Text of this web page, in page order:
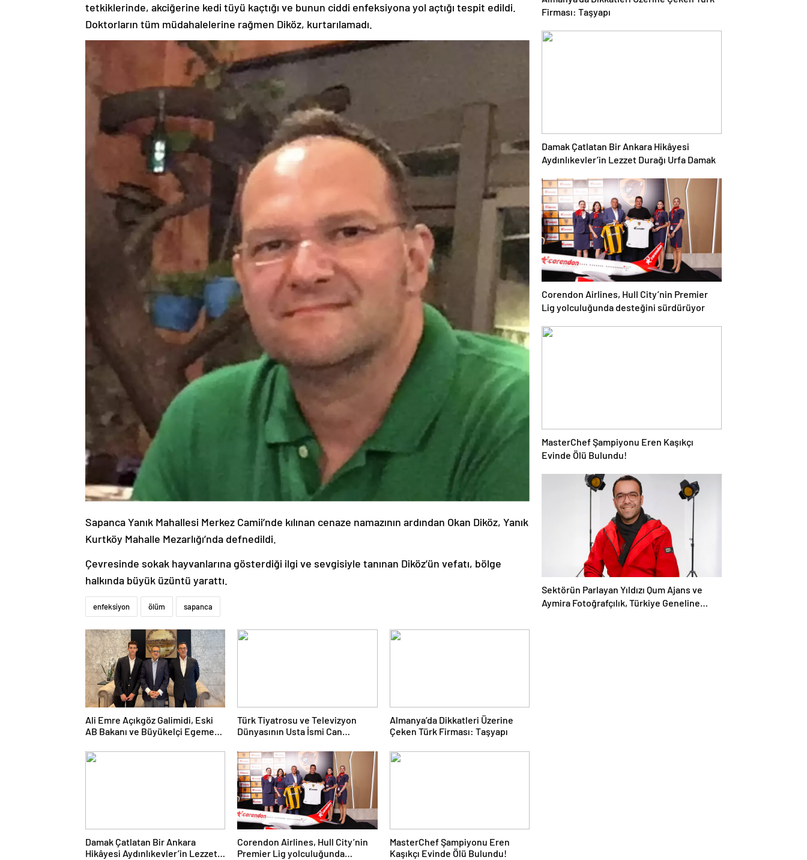
tetkiklerinde, akciğerine kedi tüyü kaçtığı ve bunun ciddi enfeksiyona yol açtığı tespit edildi.
Doktorların tüm müdahalelerine rağmen Diköz, kurtarılamadı.
Sapanca Yanık Mahallesi Merkez Camii’nde kılınan cenaze namazının ardından Okan Diköz, Yanık
Kurtköy Mahalle Mezarlığı’nda defnedildi.
Çevresinde sokak hayvanlarına gösterdiği ilgi ve sevgisiyle tanınan Diköz’ün vefatı, bölge
halkında büyük üzüntü yarattı.
enfeksiyon ölüm sapanca
Ali Emre Açıkgöz Galimidi, Eski
AB Bakanı ve Büyükelçi Egemen
Türk Tiyatrosu ve Televizyon
Dünyasının Usta İsmi Can
Almanya’da Dikkatleri Üzerine
Çeken Türk Firması: Taşyapı
Damak Çatlatan Bir Ankara
Hikâyesi Aydınlıkevler’in Lezzet
Corendon Airlines, Hull City’nin
Premier Lig yolculuğunda
MasterChef Şampiyonu Eren
Kaşıkçı Evinde Ölü Bulundu!
Firması: Taşyapı
Damak Çatlatan Bir Ankara Hikâyesi
Aydınlıkevler’in Lezzet Durağı Urfa Damak
Corendon Airlines, Hull City’nin Premier
Lig yolculuğunda desteğini sürdürüyor
MasterChef Şampiyonu Eren Kaşıkçı
Evinde Ölü Bulundu!
Sektörün Parlayan Yıldızı Qum Ajans ve
Aymira Fotoğrafçılık, Türkiye Geneline